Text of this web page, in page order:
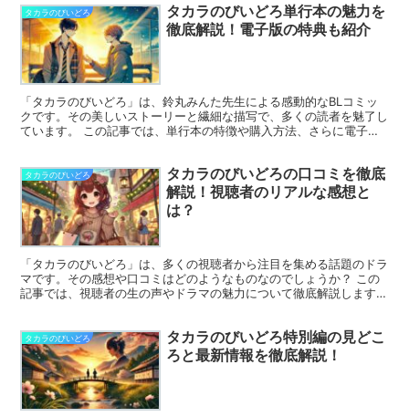
タカラのびいどろ
タカラのびいどろ単行本の魅力を
徹底解説！電子版の特典も紹介
「タカラのびいどろ」は、鈴丸みんた先生による感動的なBLコミッ
クです。その美しいストーリーと繊細な描写で、多くの読者を魅了し
ています。 この記事では、単行本の特徴や購入方法、さらに電子書
タカラのびいどろ
タカラのびいどろの口コミを徹底
解説！視聴者のリアルな感想と
は？
「タカラのびいどろ」は、多くの視聴者から注目を集める話題のドラ
マです。その感想や口コミはどのようなものなのでしょうか？ この
記事では、視聴者の生の声やドラマの魅力について徹底解説します。
タカラのびいどろ
タカラのびいどろ特別編の見どこ
ろと最新情報を徹底解説！